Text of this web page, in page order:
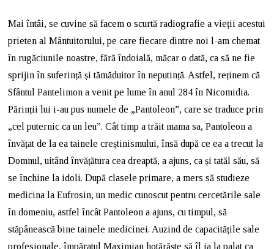
Mai întâi, se cuvine să facem o scurtă radiografie a vieții acestui
prieten al Mântuitorului, pe care fiecare dintre noi l-am chemat
în rugăciunile noastre, fără îndoială, măcar o dată, ca să ne fie
sprijin în suferință și tămăduitor în neputință. Astfel, reținem că
Sfântul Pantelimon a venit pe lume în anul 284 în Nicomidia.
Părinții lui i-au pus numele de „Pantoleon”, care se traduce prin
„cel puternic ca un leu”. Cât timp a trăit mama sa, Pantoleon a
învățat de la ea tainele creștinismului, însă după ce ea a trecut la
Domnul, uitând învățătura cea dreaptă, a ajuns, ca și tatăl său, să
se închine la idoli. După clasele primare, a mers să studieze
medicina la Eufrosin, un medic cunoscut pentru cercetările sale
în domeniu, astfel încât Pantoleon a ajuns, cu timpul, să
stăpânească bine tainele medicinei. Auzind de capacitățile sale
profesionale, împăratul Maximian hotărăște să îl ia la palat ca